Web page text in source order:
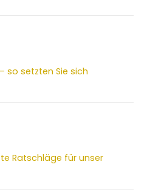
so setzten Sie sich
Ratschläge für unser